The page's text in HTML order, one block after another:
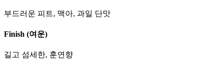
부드러운 피트, 맥아, 과일 단맛
Finish (여운)
길고 섬세한, 훈연향